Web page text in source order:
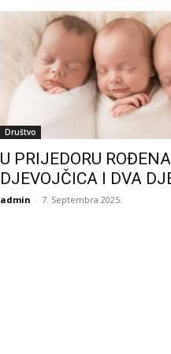
Društvo
U PRIJEDORU
DJEVOJČICA I DVA
admin - 7. Septembra 2025.